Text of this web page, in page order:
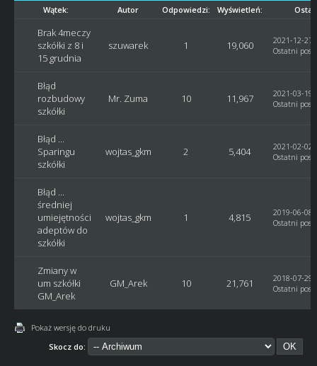
Wątek: Autor Odpowiedzi: Wyświetleń:
Brak 4meczy
szkółki z 8 i
15 grudnia
szuwarek 1 19,060
2021-12-27,
Ostatni post
Błąd
rozbudowy
szkółki
Mr. Zuma 10 11,967
2021-03-19,
Ostatni post
Błąd ...
Sparingu
szkółki
wojtas_gkm 2 5,404
2021-02-02,
Ostatni post
Błąd ...
średniej
umiejętności
adeptów do
szkółki
wojtas_gkm 1 4,815
2019-06-08,
Ostatni post
Zmiany w
um szkółki
GM_Arek
GM_Arek 10 21,761
2018-07-29,
Ostatni post
Pokaż wersję do druku
Skocz do: